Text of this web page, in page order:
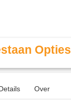
& Openingstijden
Opties
Over